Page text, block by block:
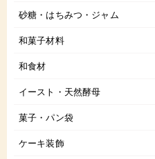
砂糖・はちみつ・ジャム
和菓子材料
和食材
イースト・天然酵母
菓子・パン袋
ケーキ装飾